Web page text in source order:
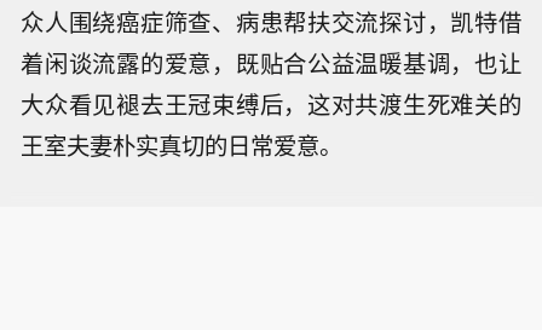
众人围绕癌症筛查、病患帮扶交流探讨，凯特借
着闲谈流露的爱意，既贴合公益温暖基调，也让
大众看见褪去王冠束缚后，这对共渡生死难关的
王室夫妻朴实真切的日常爱意。